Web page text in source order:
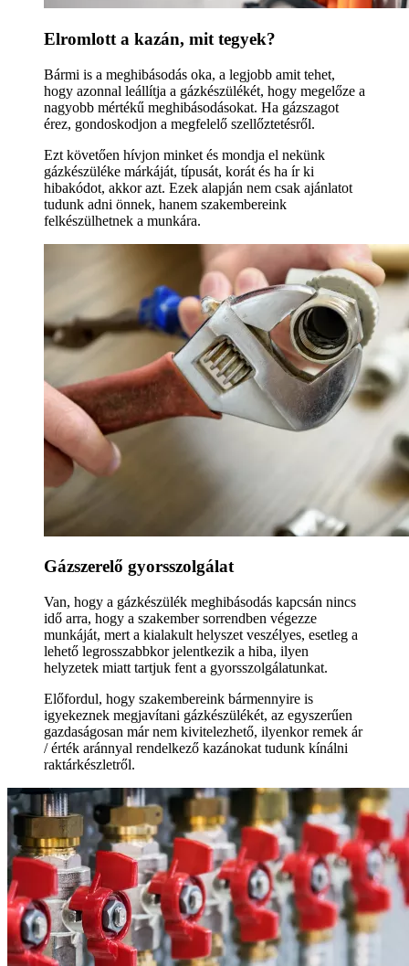
Elromlott a kazán, mit tegyek?
Bármi is a meghibásodás oka, a legjobb amit tehet,
hogy azonnal leállítja a gázkészülékét, hogy megelőze a
nagyobb mértékű meghibásodásokat. Ha gázszagot
érez, gondoskodjon a megfelelő szellőztetésről.
Ezt követően hívjon minket és mondja el nekünk
gázkészüléke márkáját, típusát, korát és ha ír ki
hibakódot, akkor azt. Ezek alapján nem csak ajánlatot
tudunk adni önnek, hanem szakembereink
felkészülhetnek a munkára.
Gázszerelő gyorsszolgálat
Van, hogy a gázkészülék meghibásodás kapcsán nincs
idő arra, hogy a szakember sorrendben végezze
munkáját, mert a kialakult helyszet veszélyes, esetleg a
lehető legrosszabbkor jelentkezik a hiba, ilyen
helyzetek miatt tartjuk fent a gyorsszolgálatunkat.
Előfordul, hogy szakembereink bármennyire is
igyekeznek megjavítani gázkészülékét, az egyszerűen
gazdaságosan már nem kivitelezhető, ilyenkor remek ár
/ érték aránnyal rendelkező kazánokat tudunk kínálni
raktárkészletről.